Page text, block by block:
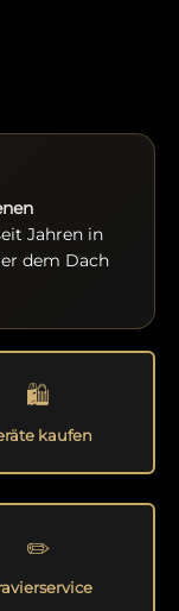
Jahren in
dem Dach
🛍️
kaufen
✏️